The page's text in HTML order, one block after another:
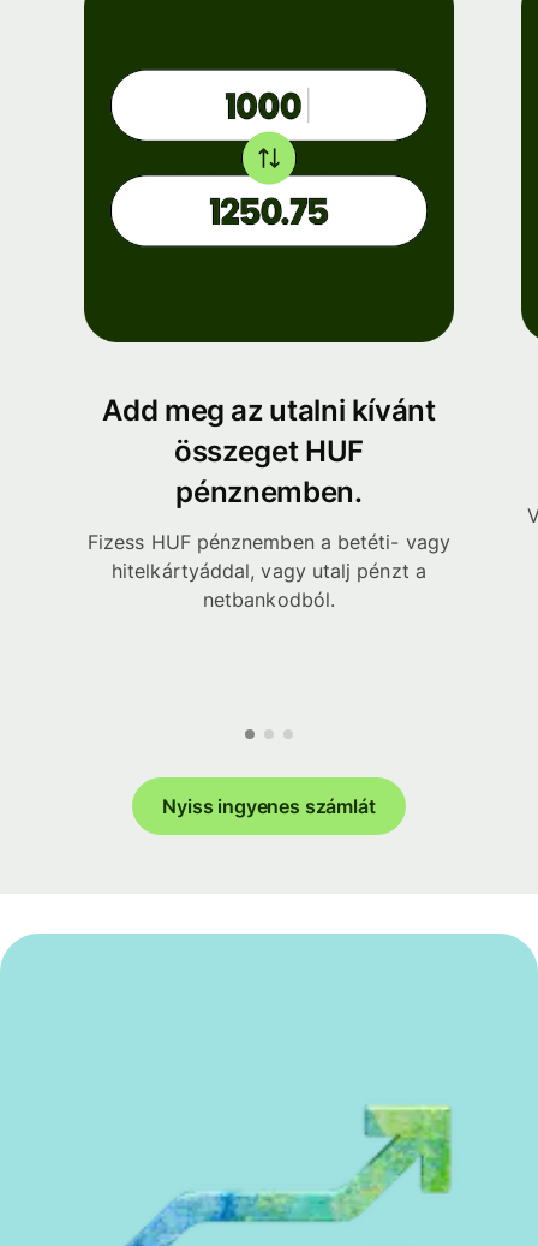
Add meg az utalni kívánt
összeget HUF
pénznemben.
Fizess HUF pénznemben a betéti- vagy
hitelkártyáddal, vagy utalj pénzt a
netbankodból.
Nyiss ingyenes számlát